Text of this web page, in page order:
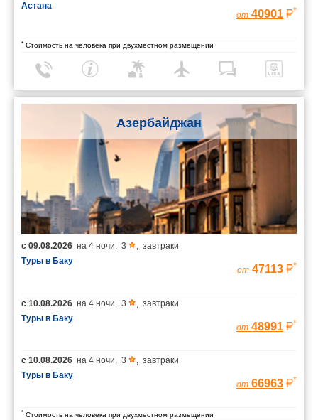
Астана
от 40901 *
* Стоимость на человека при двухместном размещении
Азербайджан
с 09.08.2026 на 4 ночи 3
завтраки
Туры в Баку
от 47113 *
с 10.08.2026 на 4 ночи 3
завтраки
Туры в Баку
от 48991 *
с 10.08.2026 на 4 ночи 3
завтраки
Туры в Баку
от 66963 *
* Стоимость на человека при двухместном размещении